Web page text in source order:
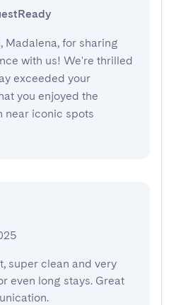
Madalena, for sharing
with us! We're thrilled
exceeded your
you enjoyed the
near iconic spots
super clean and very
even long stays. Great